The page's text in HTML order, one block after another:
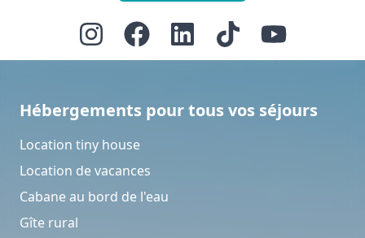
Hébergements pour tous vos séjours
Location tiny house
Location de vacances
Cabane au bord de l'eau
Gîte rural